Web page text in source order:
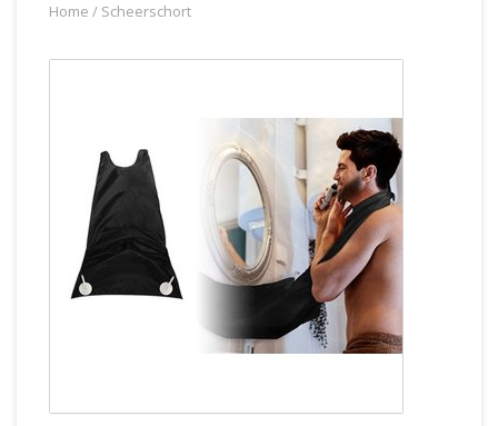
Home / Scheerschort